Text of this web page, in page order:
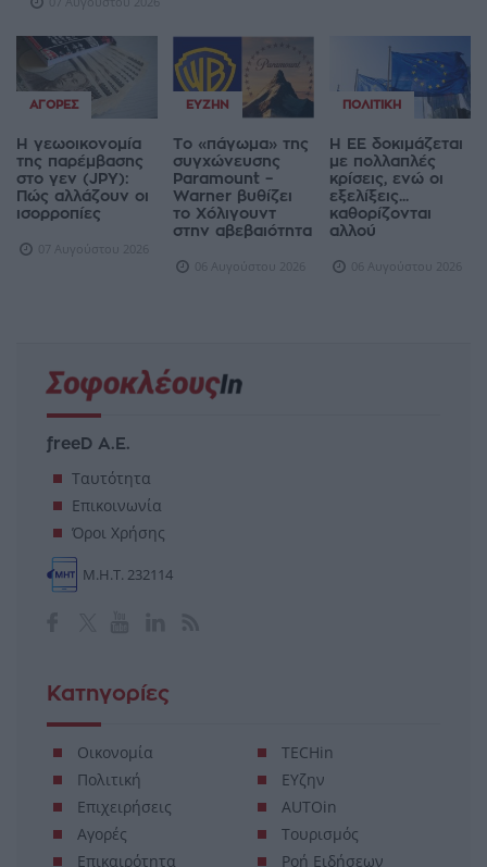
ΑΓΟΡΈΣ
Η γεωοικονομία
της παρέμβασης
στο γεν (JPY):
Πώς αλλάζουν οι
ισορροπίες
07 Αυγούστου 2026
ΕΥΖΗΝ
Το «πάγωμα» της
συγχώνευσης
Paramount –
Warner βυθίζει
το Χόλιγουντ
στην αβεβαιότητα
06 Αυγούστου 2026
ΠΟΛΙΤΙΚΉ
Η ΕΕ δοκιμάζεται
με πολλαπλές
κρίσεις, ενώ οι
εξελίξεις...
καθορίζονται
αλλού
06 Αυγούστου 2026